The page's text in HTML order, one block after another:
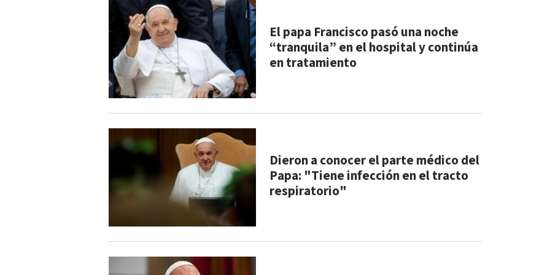
El papa Francisco pasó una noche
“tranquila” en el hospital y continúa
en tratamiento
Dieron a conocer el parte médico del
Papa: "Tiene infección en el tracto
respiratorio"